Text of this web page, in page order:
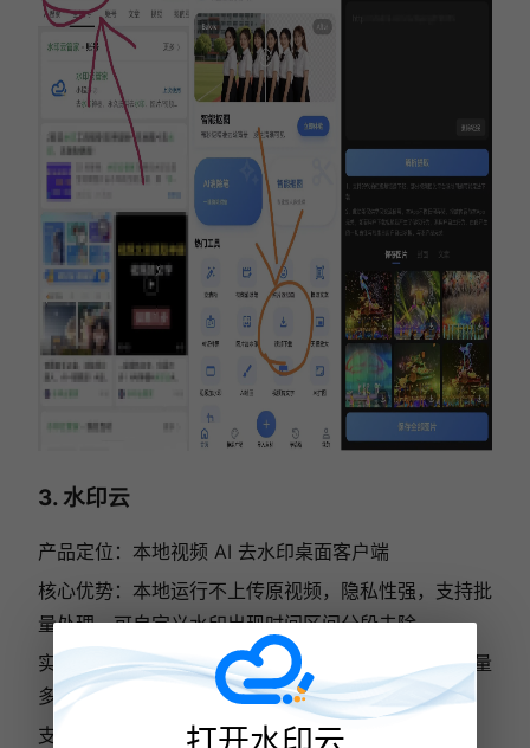
3. 水印云
产品定位：本地视频 AI 去水印桌面客户端
核心优势：本地运行不上传原视频，隐私性强，支持批
量处理，可自定义水印出现时间区间分段去除
实测表现：AI 修复精度高，复杂画面还原自然，批量
多文件同步处理，自定义时间轴功能独一档
支持平台：Windows、Mac 桌面客户端